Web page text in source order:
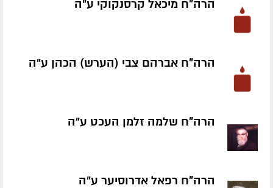
הרה"ח מיכאל קרסנקוקי ע״ה
הרה"ח אברהם צבי (הערש) הכהן ע״ה
הרה"ח שלמה זלמן העכט ע״ה
הרה"ח רפאל אדרוסיער ע״ה